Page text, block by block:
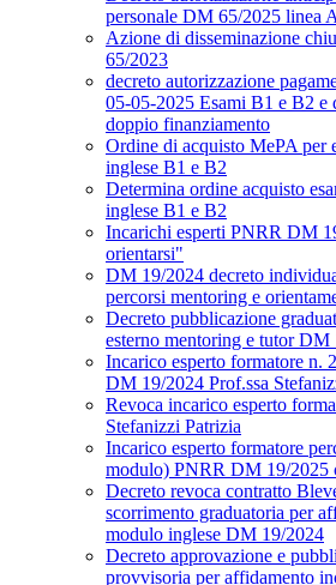
personale DM 65/2025 linea A
Azione di disseminazione
65/2023
decreto autorizzazione
05-05-2025 Esami B1 e B2 e
doppio finanziamento
Ordine di acquisto MePA per
inglese B1 e B2
Determina ordine acquisto
inglese B1 e B2
Incarichi esperti PNRR DM
orientarsi"
DM 19/2024 decreto
percorsi mentoring e
Decreto pubblicazione
esterno mentoring e tutor DM
Incarico esperto formatore n.
DM 19/2024 Prof.ssa
Revoca incarico esperto
Stefanizzi Patrizia
Incarico esperto formatore
modulo) PNRR DM 19/2025
Decreto revoca contratto
scorrimento graduatoria per
modulo inglese DM 19/2024
Decreto approvazione e
provvisoria per affidamento